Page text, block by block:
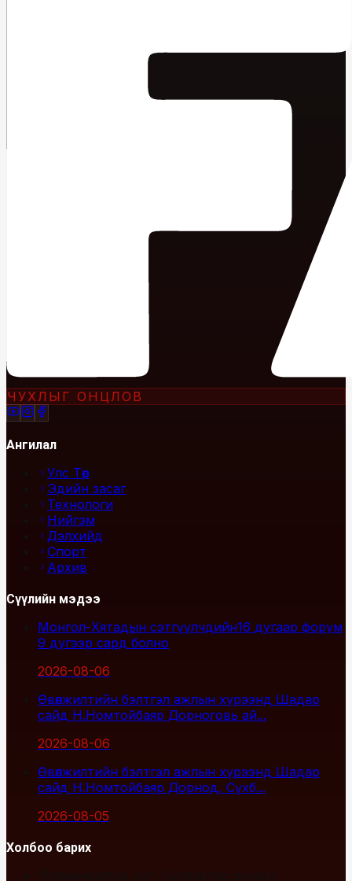
ЧУХЛЫГ ОНЦЛОВ
Ангилал
Улс Төр
Эдийн засаг
Технологи
Нийгэм
Дэлхийд
Спорт
Архив
Сүүлийн мэдээ
Монгол-Хятадын сэтгүүлчдийн16 дугаар форум
9 дүгээр сард болно
2026-08-06
Өвөлжилтийн бэлтгэл ажлын хүрээнд Шадар
сайд Н.Номтойбаяр Дорноговь ай...
2026-08-06
Өвөлжилтийн бэлтгэл ажлын хүрээнд Шадар
сайд Н.Номтойбаяр Дорнод, Сүхб...
2026-08-05
Холбоо барих